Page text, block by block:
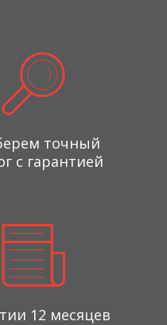
точный
с гарантией
12 месяцев